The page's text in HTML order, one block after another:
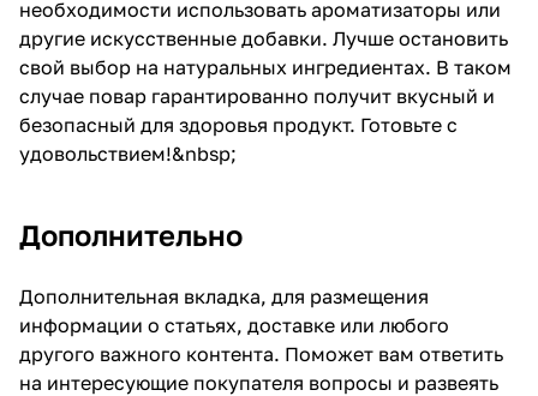
необходимости использовать ароматизаторы или
другие искусственные добавки. Лучше остановить
свой выбор на натуральных ингредиентах. В таком
случае повар гарантированно получит вкусный и
безопасный для здоровья продукт. Готовьте с
удовольствием!&nbsp;
Дополнительно
Дополнительная вкладка, для размещения
информации о статьях, доставке или любого
другого важного контента. Поможет вам ответить
на интересующие покупателя вопросы и развеять